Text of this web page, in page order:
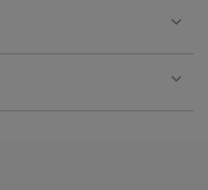
or
or